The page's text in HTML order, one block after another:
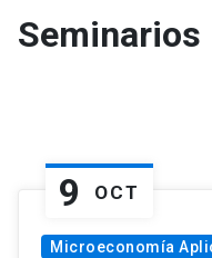
Seminarios
9 OCT
Microeconomía